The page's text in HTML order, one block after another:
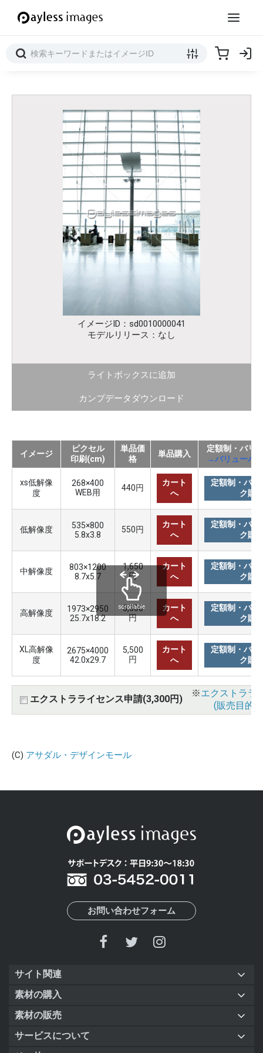
イメージID：sd0010000041
モデルリリース：なし
ライトボックスに追加
カンプデータダウンロード
イメージ
ピクセル
印刷(cm)
単品価
格
単品購入
定額制・バリ
→バリューパ
xs低解像
度
268×400
WEB用
440円
カート
へ
定額制・バリ
ク購
低解像度
535×800
5.8x3.8
550円
カート
へ
定額制・バリ
ク購
中解像度
803×1200
8.7x5.7
1,650
円
カート
へ
定額制・バリ
ク購
高解像度
1973×2950
25.7x18.2
3,300
円
カート
へ
定額制・バリ
ク購
XL高解像
度
2675×4000
42.0x29.7
5,500
円
カート
へ
定額制・バリ
ク購
エクストラライセンス申請(3,300円)
※エクストララ
(販売目的
scrollable
(C) アサダル・デザインモール
お問い合わせフォーム
サイト関連
素材の購入
素材の販売
サービスについて